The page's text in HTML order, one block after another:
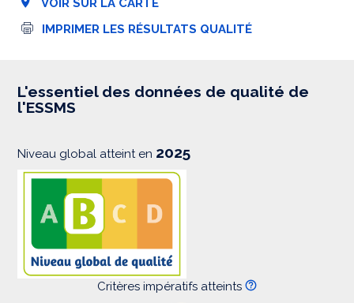
VOIR SUR LA CARTE
I
s
i
IMPRIMER LES RÉSULTATS QUALITÉ
L'essentiel des données de qualité de
l'ESSMS
Niveau global atteint en 2025
Critères impératifs atteints